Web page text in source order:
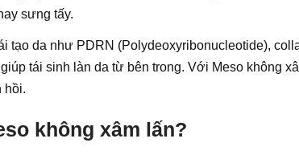
sưng tấy.
tạo da như PDRN (Polydeoxyribonucleotide),
tái sinh làn da từ bên trong. Với Meso không
hồi.
không xâm lấn?